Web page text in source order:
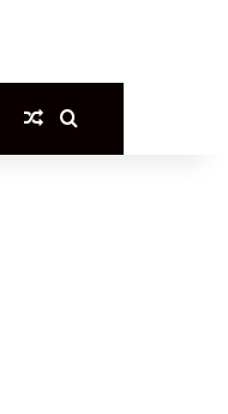
Article Aléatoire